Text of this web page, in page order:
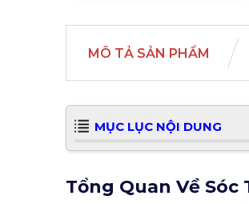
MÔ TẢ SẢN PHẨM
MỤC LỤC NỘI DUNG
Tổng Quan Về Sóc